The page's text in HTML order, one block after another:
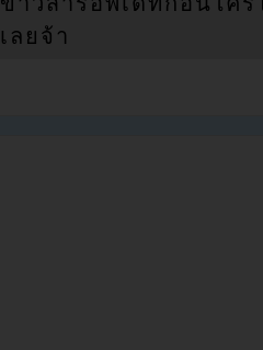
เลยจ้า